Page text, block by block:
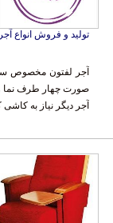
تولید و فروش انواع
آجر لفتون مخصوص
صورت چهار طرف نما و
آجر دیگر نیاز به